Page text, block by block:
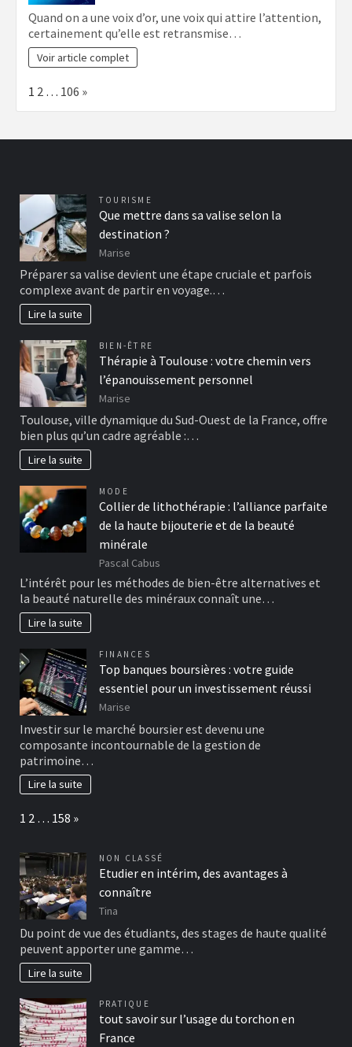
Quand on a une voix d’or, une voix qui attire l’attention,
certainement qu’elle est retransmise…
Voir article complet
Page:
1 2 … 106 Next
»
TOURISME
Que mettre dans sa valise selon la
destination ?
Marise
Préparer sa valise devient une étape cruciale et parfois
complexe avant de partir en voyage.…
Lire la suite
BIEN-ÊTRE
Thérapie à Toulouse : votre chemin vers
l’épanouissement personnel
Marise
Toulouse, ville dynamique du Sud-Ouest de la France, offre
bien plus qu’un cadre agréable :…
Lire la suite
MODE
Collier de lithothérapie : l’alliance parfaite
de la haute bijouterie et de la beauté
minérale
Pascal Cabus
L’intérêt pour les méthodes de bien-être alternatives et
la beauté naturelle des minéraux connaît une…
Lire la suite
FINANCES
Top banques boursières : votre guide
essentiel pour un investissement réussi
Marise
Investir sur le marché boursier est devenu une
composante incontournable de la gestion de
patrimoine…
Lire la suite
Page:
1 2 … 158 Next
»
NON CLASSÉ
Etudier en intérim, des avantages à
connaître
Tina
Du point de vue des étudiants, des stages de haute qualité
peuvent apporter une gamme…
Lire la suite
PRATIQUE
tout savoir sur l’usage du torchon en
France